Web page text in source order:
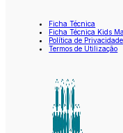
Ficha Técnica
Ficha Técnica Kids
Política de Privacidade
Termos de Utilização